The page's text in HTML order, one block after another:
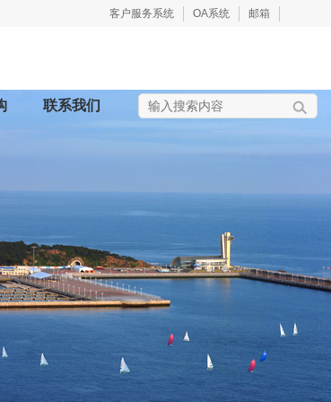
客户服务系统 OA系统 邮箱
联系我们